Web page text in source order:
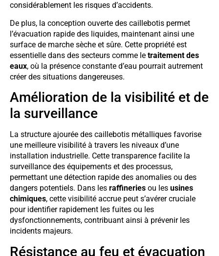
considérablement les risques d’accidents.
De plus, la conception ouverte des caillebotis permet
l’évacuation rapide des liquides, maintenant ainsi une
surface de marche sèche et sûre. Cette propriété est
essentielle dans des secteurs comme le traitement des
eaux, où la présence constante d’eau pourrait autrement
créer des situations dangereuses.
Amélioration de la visibilité et de
la surveillance
La structure ajourée des caillebotis métalliques favorise
une meilleure visibilité à travers les niveaux d’une
installation industrielle. Cette transparence facilite la
surveillance des équipements et des processus,
permettant une détection rapide des anomalies ou des
dangers potentiels. Dans les raffineries ou les usines
chimiques, cette visibilité accrue peut s’avérer cruciale
pour identifier rapidement les fuites ou les
dysfonctionnements, contribuant ainsi à prévenir les
incidents majeurs.
Résistance au feu et évacuation